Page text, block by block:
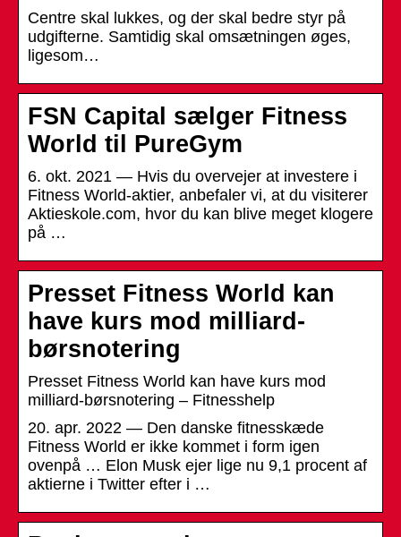
Centre skal lukkes, og der skal bedre styr på
udgifterne. Samtidig skal omsætningen øges,
ligesom…
FSN Capital sælger Fitness
World til PureGym
6. okt. 2021 — Hvis du overvejer at investere i
Fitness World-aktier, anbefaler vi, at du visiterer
Aktieskole.com, hvor du kan blive meget klogere
på …
Presset Fitness World kan
have kurs mod milliard-
børsnotering
Presset Fitness World kan have kurs mod
milliard-børsnotering – Fitnesshelp
20. apr. 2022 — Den danske fitnesskæde
Fitness World er ikke kommet i form igen
ovenpå … Elon Musk ejer lige nu 9,1 procent af
aktierne i Twitter efter i …